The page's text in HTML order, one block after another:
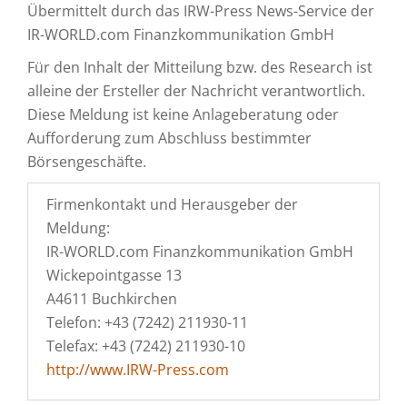
Übermittelt durch das IRW-Press News-Service der
IR-WORLD.com Finanzkommunikation GmbH
Für den Inhalt der Mitteilung bzw. des Research ist
alleine der Ersteller der Nachricht verantwortlich.
Diese Meldung ist keine Anlageberatung oder
Aufforderung zum Abschluss bestimmter
Börsengeschäfte.
Firmenkontakt und Herausgeber der
Meldung:
IR-WORLD.com Finanzkommunikation GmbH
Wickepointgasse 13
A4611 Buchkirchen
Telefon: +43 (7242) 211930-11
Telefax: +43 (7242) 211930-10
http://www.IRW-Press.com